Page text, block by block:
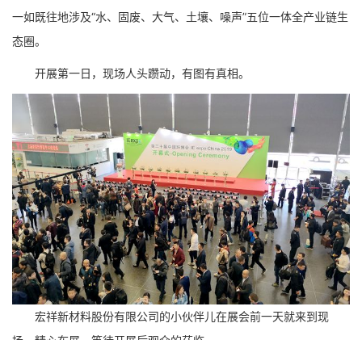
一如既往地涉及“水、固废、大气、土壤、噪声”五位一体全产业链生
态圈。
开展第一日，现场人头躜动，有图有真相。
宏祥新材料股份有限公司的小伙伴儿在展会前一天就来到现